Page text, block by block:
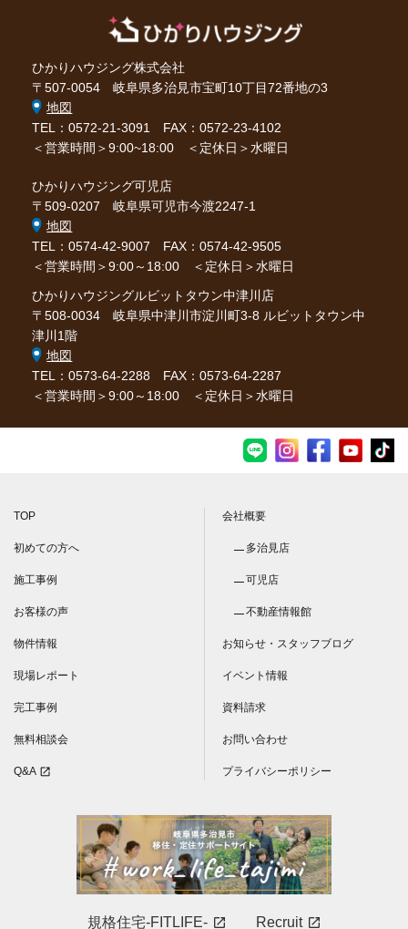
ひかりハウジング株式会社
〒507-0054 岐阜県多治見市宝町10丁目72番地の3
地図
TEL：0572-21-3091
FAX：0572-23-4102
＜営業時間＞9:00~18:00 ＜定休日＞水曜日
ひかりハウジング可児店
〒509-0207 岐阜県可児市今渡2247-1
地図
TEL：0574-42-9007 FAX：0574-42-9505
＜営業時間＞9:00～18:00 ＜定休日＞水曜日
ひかりハウジングルビットタウン中津川店
〒508-0034 岐阜県中津川市淀川町3-8 ルビットタウン中
津川1階
地図
TEL：0573-64-2288 FAX：0573-64-2287
＜営業時間＞9:00～18:00 ＜定休日＞水曜日
TOP
初めての方へ
施工事例
お客様の声
物件情報
現場レポート
完工事例
無料相談会
Q&A open_in_new
会社概要
多治見店
可児店
不動産情報館
お知らせ・スタッフブログ
イベント情報
資料請求
お問い合わせ
プライバシーポリシー
規格住宅-FITLIFE- open_in_new Recruit open_in_new